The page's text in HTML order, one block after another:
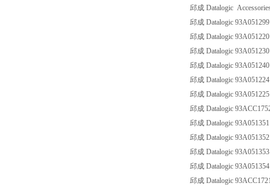
邱成 Datalogic
邱成 Datalogic
邱成 Datalogic
邱成 Datalogic
邱成 Datalogic
邱成 Datalogic
邱成 Datalogic
邱成 Datalogic
邱成 Datalogic
邱成 Datalogic
邱成 Datalogic
邱成 Datalogic
邱成 Datalogic